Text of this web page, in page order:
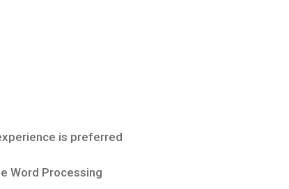
is preferred
Word Processing